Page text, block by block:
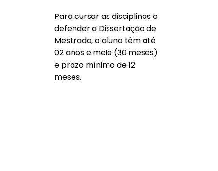
Para cursar as disciplinas e
defender a Dissertação de
Mestrado, o aluno têm até
02 anos e meio (30 meses)
e prazo mínimo de 12
meses.